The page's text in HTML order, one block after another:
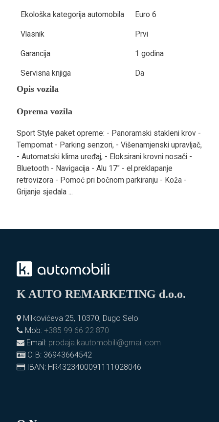
Ekološka kategorija automobila Euro 6
Vlasnik Prvi
Garancija 1 godina
Servisna knjiga Da
Opis vozila
Oprema vozila
Sport Style paket opreme: - Panoramski stakleni krov -
Tempomat - Parking senzori, - Višenamjenski upravljač,
- Automatski klima uređaj, - Eloksirani krovni nosači -
Bluetooth - Navigacija - Alu 17" - el.preklapanje
retrovizora - Pomoć pri bočnom parkiranju - Koža -
Grijanje sjedala ...
K AUTO REMARKETING d.o.o.
Milkovićeva 25, 10370, Dugo Selo
Mob: +385 99 66 22 870
Email: prodaja.kautomobili@gmail.com
OIB: 36943664542
IBAN: HR4323400091111028046